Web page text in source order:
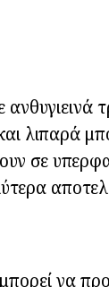
λιπαρά
σε
να